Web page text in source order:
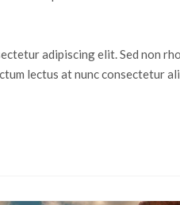
adipiscing elit. Sed non
lectus at nunc consectetur